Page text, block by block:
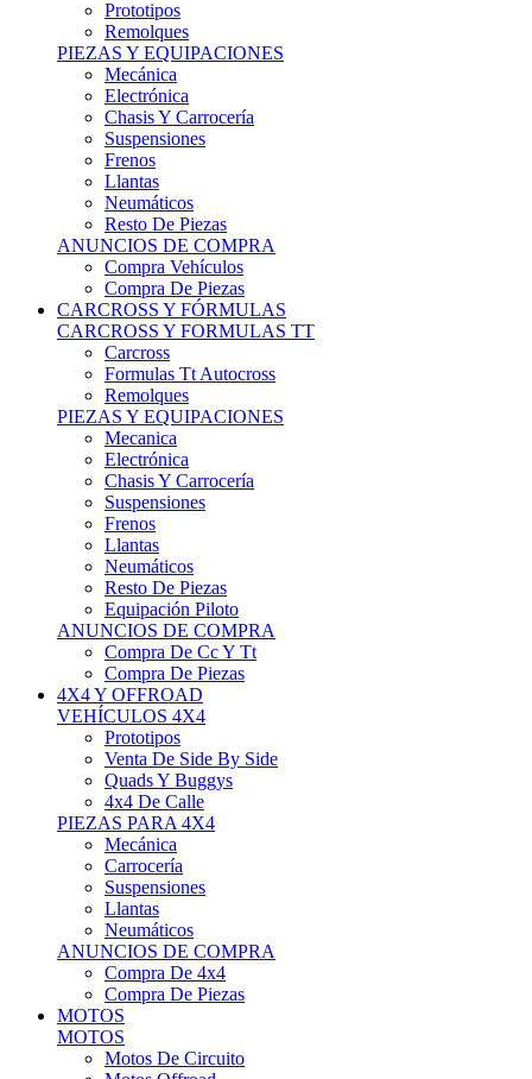
Prototipos
Remolques
PIEZAS Y EQUIPACIONES
Mecánica
Electrónica
Chasis Y Carrocería
Suspensiones
Frenos
Llantas
Neumáticos
Resto De Piezas
ANUNCIOS DE COMPRA
Compra Vehículos
Compra De Piezas
CARCROSS Y FÓRMULAS
CARCROSS Y FORMULAS TT
Carcross
Formulas Tt Autocross
Remolques
PIEZAS Y EQUIPACIONES
Mecanica
Electrónica
Chasis Y Carrocería
Suspensiones
Frenos
Llantas
Neumáticos
Resto De Piezas
Equipación Piloto
ANUNCIOS DE COMPRA
Compra De Cc Y Tt
Compra De Piezas
4X4 Y OFFROAD
VEHÍCULOS 4X4
Prototipos
Venta De Side By Side
Quads Y Buggys
4x4 De Calle
PIEZAS PARA 4X4
Mecánica
Carrocería
Suspensiones
Llantas
Neumáticos
ANUNCIOS DE COMPRA
Compra De 4x4
Compra De Piezas
MOTOS
MOTOS
Motos De Circuito